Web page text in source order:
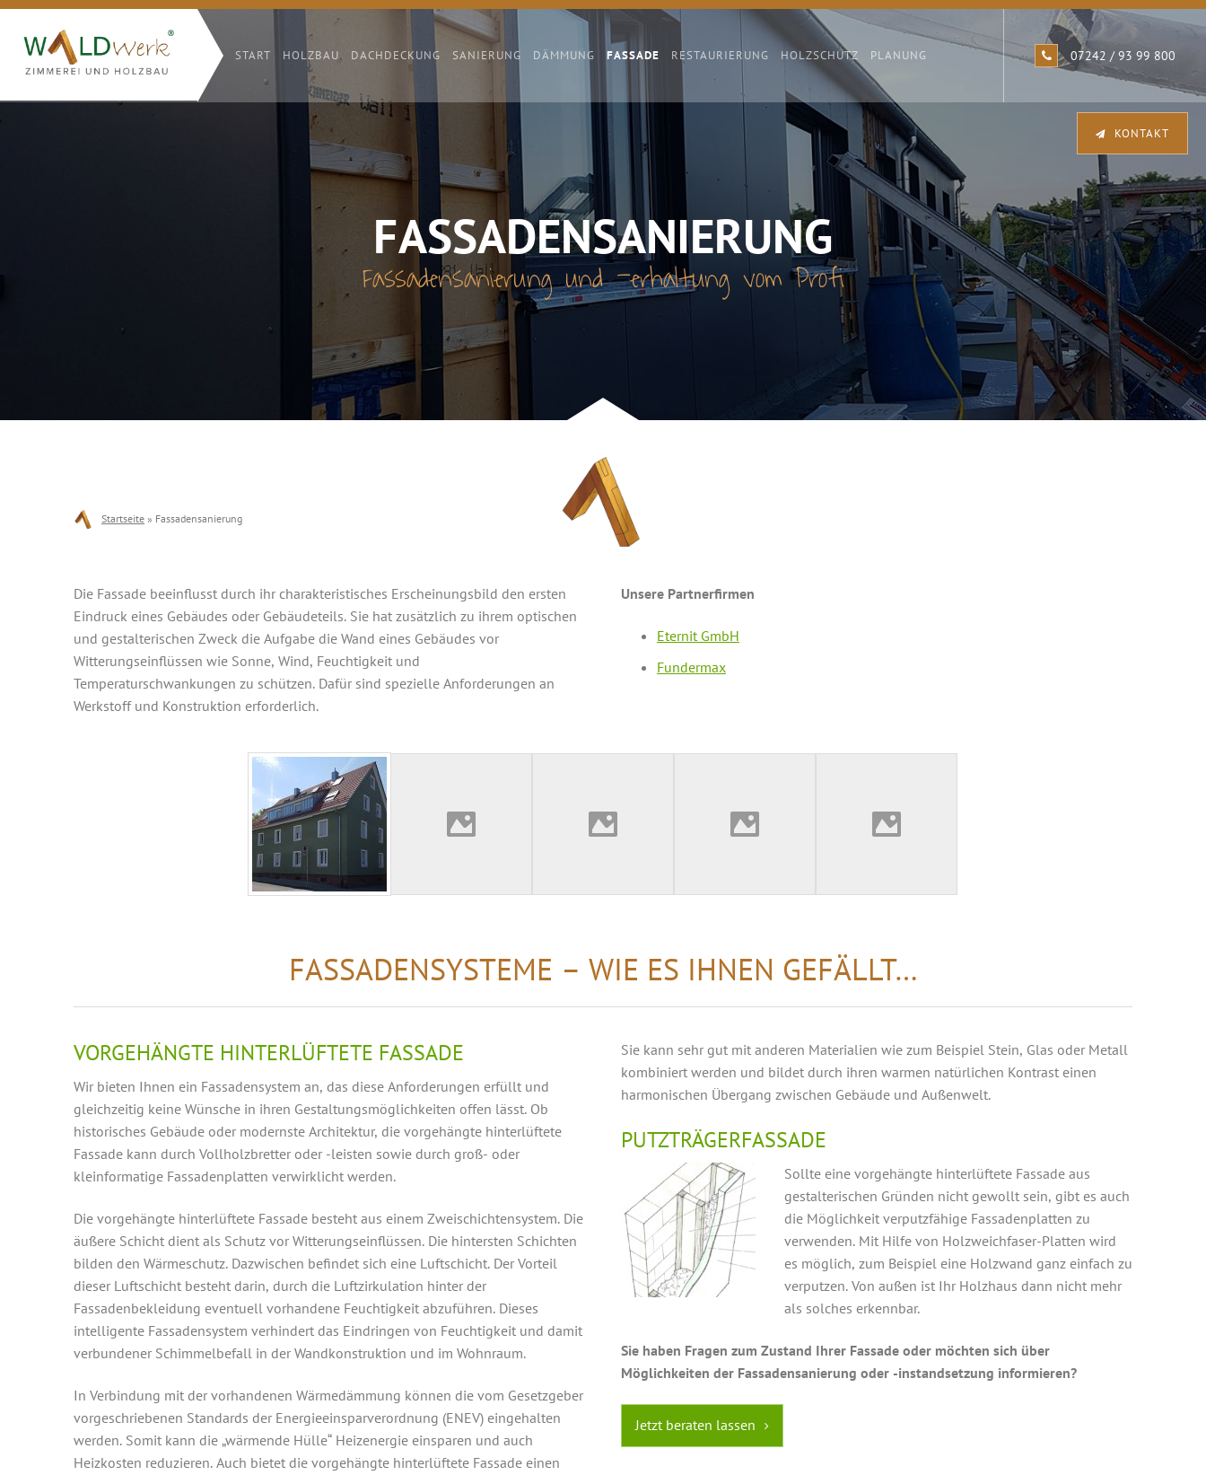
START HOLZBAU DACHDECKUNG SANIERUNG DÄMMUNG FASSADE RESTAURIERUNG HOLZSCHUTZ PLANUNG
KONTAKT
07242 / 93 99 800
FASSADENSANIERUNG
Fassadensanierung und -erhaltung vom Profi
Startseite » Fassadensanierung
Die Fassade beeinflusst durch ihr charakteristisches Erscheinungsbild den ersten
Eindruck eines Gebäudes oder Gebäudeteils. Sie hat zusätzlich zu ihrem optischen
und gestalterischen Zweck die Aufgabe die Wand eines Gebäudes vor
Witterungseinflüssen wie Sonne, Wind, Feuchtigkeit und
Temperaturschwankungen zu schützen. Dafür sind spezielle Anforderungen an
Werkstoff und Konstruktion erforderlich.
Unsere Partnerfirmen
Eternit GmbH
Fundermax
FASSADENSYSTEME – WIE ES IHNEN GEFÄLLT…
VORGEHÄNGTE HINTERLÜFTETE FASSADE
Wir bieten Ihnen ein Fassadensystem an, das diese Anforderungen erfüllt und
gleichzeitig keine Wünsche in ihren Gestaltungsmöglichkeiten offen lässt. Ob
historisches Gebäude oder modernste Architektur, die vorgehängte hinterlüftete
Fassade kann durch Vollholzbretter oder -leisten sowie durch groß- oder
kleinformatige Fassadenplatten verwirklicht werden.
Die vorgehängte hinterlüftete Fassade besteht aus einem Zweischichtensystem. Die
äußere Schicht dient als Schutz vor Witterungseinflüssen. Die hintersten Schichten
bilden den Wärmeschutz. Dazwischen befindet sich eine Luftschicht. Der Vorteil
dieser Luftschicht besteht darin, durch die Luftzirkulation hinter der
Fassadenbekleidung eventuell vorhandene Feuchtigkeit abzuführen. Dieses
intelligente Fassadensystem verhindert das Eindringen von Feuchtigkeit und damit
verbundener Schimmelbefall in der Wandkonstruktion und im Wohnraum.
In Verbindung mit der vorhandenen Wärmedämmung können die vom Gesetzgeber
vorgeschriebenen Standards der Energieeinsparverordnung (ENEV) eingehalten
werden. Somit kann die „wärmende Hülle“ Heizenergie einsparen und auch
Heizkosten reduzieren. Auch bietet die vorgehängte hinterlüftete Fassade einen
Sie kann sehr gut mit anderen Materialien wie zum Beispiel Stein, Glas oder Metall
kombiniert werden und bildet durch ihren warmen natürlichen Kontrast einen
harmonischen Übergang zwischen Gebäude und Außenwelt.
PUTZTRÄGERFASSADE
Sollte eine vorgehängte hinterlüftete Fassade aus
gestalterischen Gründen nicht gewollt sein, gibt es auch
die Möglichkeit verputzfähige Fassadenplatten zu
verwenden. Mit Hilfe von Holzweichfaser-Platten wird
es möglich, zum Beispiel eine Holzwand ganz einfach zu
verputzen. Von außen ist Ihr Holzhaus dann nicht mehr
als solches erkennbar.
Sie haben Fragen zum Zustand Ihrer Fassade oder möchten sich über
Möglichkeiten der Fassadensanierung oder -instandsetzung informieren?
Jetzt beraten lassen